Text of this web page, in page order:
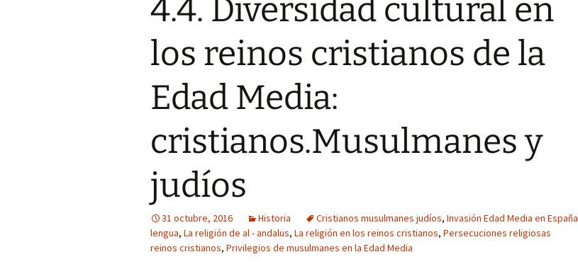
4.4. Diversidad cultural en
los reinos cristianos de la
Edad Media:
cristianos.Musulmanes y
judíos
31 octubre, 2016 Historia Cristianos musulmanes judíos, Invasión Edad Media en España
lengua, La religión de al - andalus, La religión en los reinos cristianos, Persecuciones religiosas
reinos cristianos, Privilegios de musulmanes en la Edad Media